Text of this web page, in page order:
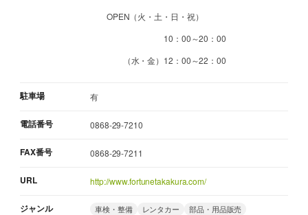
OPEN（火・土・日・祝）
10：00～20：00
（水・金）12：00～22：00
駐車場 有
電話番号 0868-29-7210
FAX番号 0868-29-7211
URL http://www.fortunetakakura.com/
ジャンル 車検・整備 レンタカー
部品・用品販売